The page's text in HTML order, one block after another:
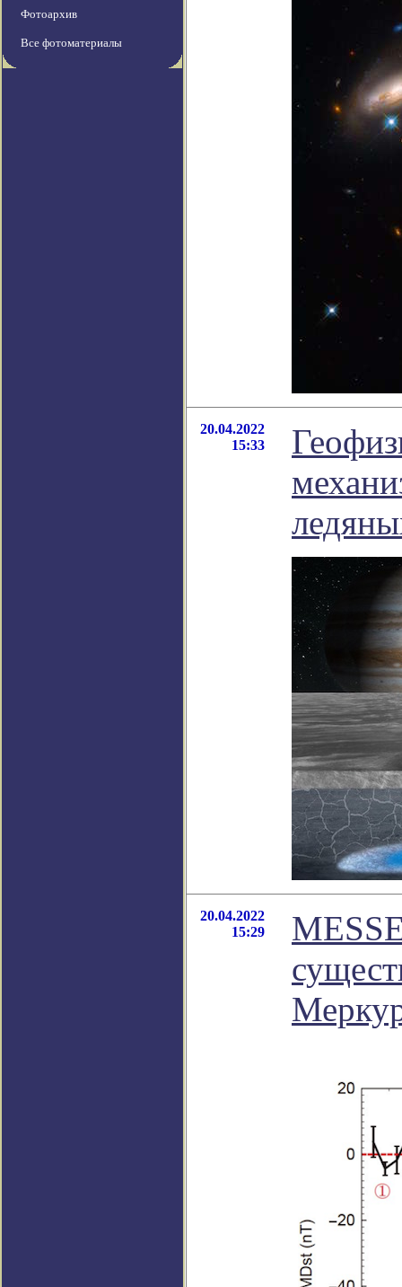
Фотоархив
Все фотоматериалы
20.04.2022
15:33
20.04.2022
15:29